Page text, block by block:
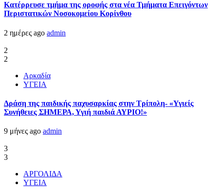
Kατέρρευσε τμήμα της οροφής στα νέα Τμήματα Επειγόντων
Περιστατικών Νοσοκομείου Κορίνθου
2 ημέρες ago admin
2
2
Αρκαδία
ΥΓΕΙΑ
Δράση της παιδικής παχυσαρκίας στην Τρίπολη- «Υγιείς
Συνήθειες ΣΗΜΕΡΑ, Υγιή παιδιά ΑΥΡΙΟ!»
9 μήνες ago admin
3
3
ΑΡΓΟΛΙΔΑ
ΥΓΕΙΑ